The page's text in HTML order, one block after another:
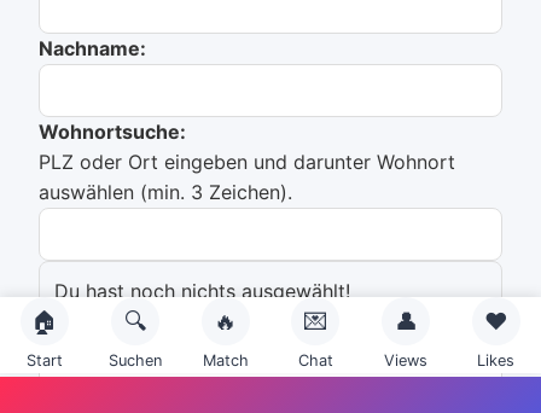
Nachname:
Wohnortsuche:
PLZ oder Ort eingeben und darunter Wohnort
auswählen (min. 3 Zeichen).
Du hast noch nichts ausgewählt!
Emailadresse:
🏠
Start
🔍
Suchen
🔥
Match
💌
Chat
👤
Views
❤️
Likes